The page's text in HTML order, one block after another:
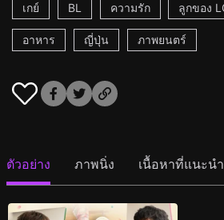
เกย์
BL ความรัก ลูกของ
อาหาร ญี่ปุ่น ภาพยนตร์
ตัวอย่าง ภาพนิ่ง เนื้อหาที่แนะนำ